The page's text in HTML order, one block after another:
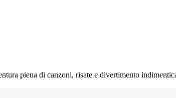
piena di canzoni, risate e divertimento